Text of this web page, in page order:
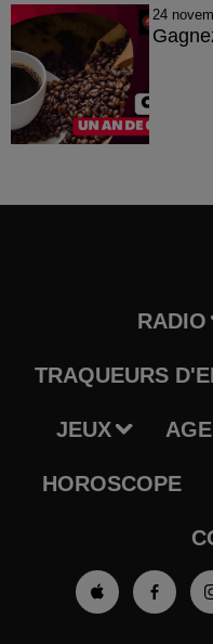
24
RADIO
TRAQUEURS
JEUX
HOROSCOPE